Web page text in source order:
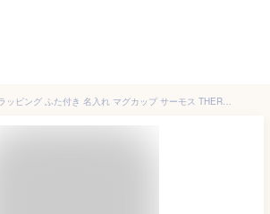
クリスマス 限定ラッピング ふた付き 名入れ マグカップ サーモス THERMOS 真空断熱マグカップ JDG-352C 保冷保温 魔法瓶構造 名前入りタンブラー オリジナル ギフト コーヒー 紅茶 セット ステンレスタンブラー 50代 40代 おすすめ 即日可 名前刻印 おしゃれ かわいい